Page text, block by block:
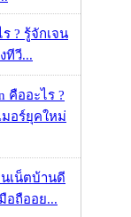
? รู้จักเจน
ทีวี...
คืออะไร ?
อร์ยุคใหม่
เน็ตบ้านดี
อถืออย...